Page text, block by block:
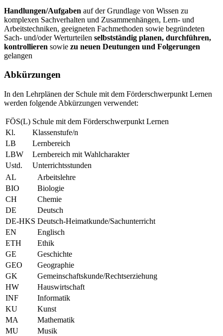
Handlungen/Aufgaben auf der Grundlage von Wissen zu
komplexen Sachverhalten und Zusammenhängen, Lern- und
Arbeitstechniken, geeigneten Fachmethoden sowie begründeten
Sach- und/oder Werturteilen selbstständig planen, durchführen,
kontrollieren sowie zu neuen Deutungen und Folgerungen
gelangen
Abkürzungen
In den Lehrplänen der Schule mit dem Förderschwerpunkt Lernen
werden folgende Abkürzungen verwendet:
FÖS(L) Schule mit dem Förderschwerpunkt Lernen
Kl.
Klassenstufe/n
LB
Lernbereich
LBW
Lernbereich mit Wahlcharakter
Ustd.
Unterrichtsstunden
AL
Arbeitslehre
BIO
Biologie
CH
Chemie
DE
Deutsch
DE-HKS Deutsch-Heimatkunde/Sachunterricht
EN
Englisch
ETH
Ethik
GE
Geschichte
GEO
Geographie
GK
Gemeinschaftskunde/Rechtserziehung
HW
Hauswirtschaft
INF
Informatik
KU
Kunst
MA
Mathematik
MU
Musik